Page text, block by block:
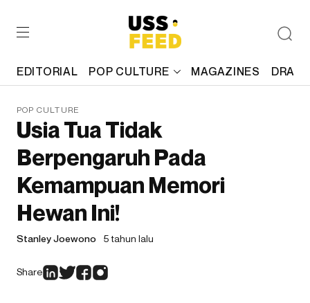
EDITORIAL POP CULTURE MAGAZINES
POP CULTURE
Usia Tua Tidak
Berpengaruh Pada
Kemampuan Memori
Hewan Ini!
Stanley Joewono 5 tahun lalu
Share